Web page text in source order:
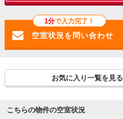
1分で入力完了！
お気に入り一覧を見る
こちらの物件の空室状況